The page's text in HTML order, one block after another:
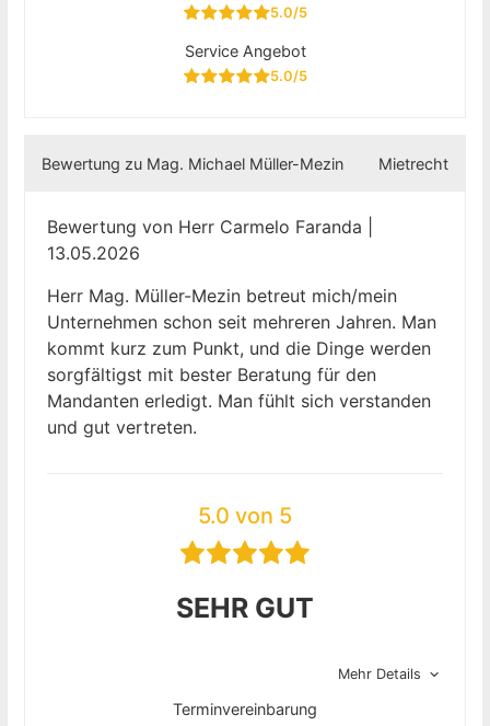
5.0/5
Service Angebot
5.0/5
Bewertung zu Mag. Michael Müller-Mezin Mietrecht
Bewertung von Herr Carmelo Faranda |
13.05.2026
Herr Mag. Müller-Mezin betreut mich/mein
Unternehmen schon seit mehreren Jahren. Man
kommt kurz zum Punkt, und die Dinge werden
sorgfältigst mit bester Beratung für den
Mandanten erledigt. Man fühlt sich verstanden
und gut vertreten.
5.0 von 5
SEHR GUT
Mehr Details
Terminvereinbarung